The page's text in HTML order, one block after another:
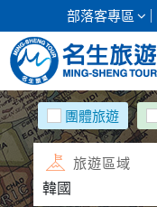
部落客專區
清倉促銷
日本專館
郵輪假期
團體旅遊
旅遊區域